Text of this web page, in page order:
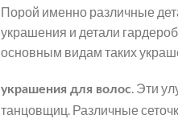
Порой именно различные
украшения и детали
основным видам таких
украшения для волос. Эти
танцовщиц. Различные